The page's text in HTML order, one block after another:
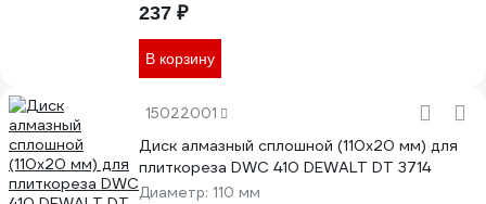
237 ₽
В корзину
15022001
Диск алмазный сплошной (110х20 мм) для
плиткореза DWC 410 DEWALT DT 3714
Диаметр: 110 мм